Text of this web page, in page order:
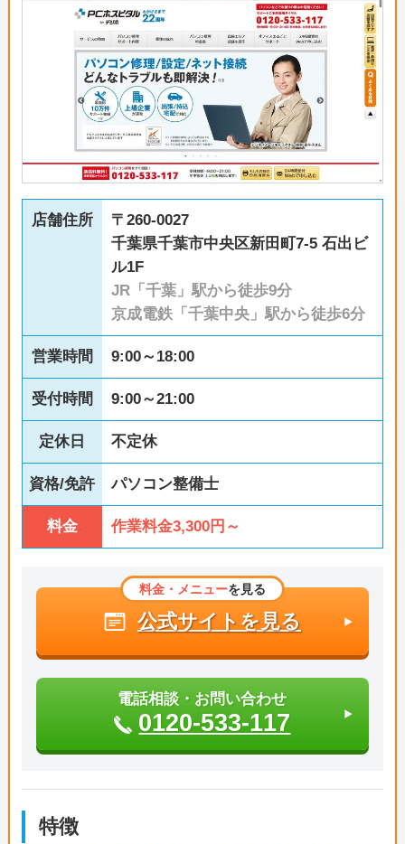
店舗住所
〒260-0027
千葉県千葉市中央区新田町7-5 石出ビ
ル1F
JR「千葉」駅から徒歩9分
京成電鉄「千葉中央」駅から徒歩6分
営業時間 9:00～18:00
受付時間 9:00～21:00
定休日 不定休
資格/免許 パソコン整備士
料金 作業料金3,300円～
料金・メニューを見る
公式サイトを見る
電話相談・お問い合わせ
0120-533-117
特徴